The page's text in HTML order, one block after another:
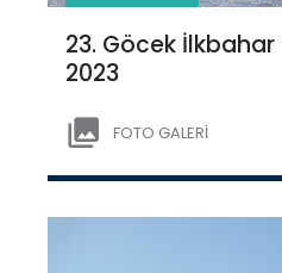
23. Göcek İlkbahar
2023
FOTO GALERİ